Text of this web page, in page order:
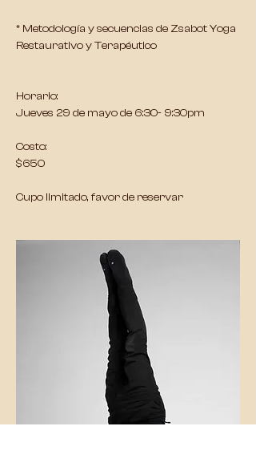
* Metodología y secuencias de Zsabot Yoga
Restaurativo y Terapéutico
Horario:
Jueves 29 de mayo de 6:30- 9:30pm
Costo:
$650
Cupo limitado, favor de reservar